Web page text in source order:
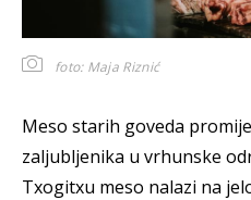
foto: Maja Riznić
Meso starih goveda
zaljubljenika u vrhunske
Txogitxu meso nalazi na